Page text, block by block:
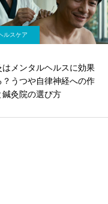
ルスケア
はメンタルヘルスに効果
？うつや自律神経への作
鍼灸院の選び方